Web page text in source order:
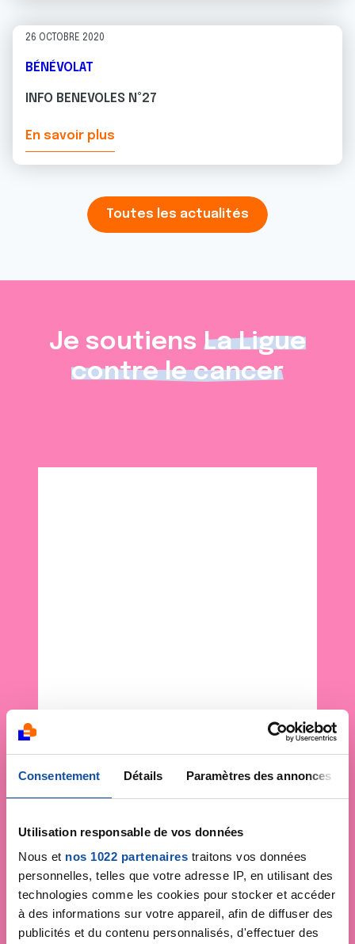
Consentement Détails Paramètres des annonces
Utilisation responsable de vos données
Nous et nos 1022 partenaires traitons vos données
personnelles, telles que votre adresse IP, en utilisant des
technologies comme les cookies pour stocker et accéder
à des informations sur votre appareil, afin de diffuser des
publicités et du contenu personnalisés, d'effectuer des
26 OCTOBRE 2020
BÉNÉVOLAT
INFO BENEVOLES N°27
En savoir plus
Toutes les actualités
Je soutiens La Ligue
contre le cancer